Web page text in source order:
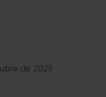
de 2025